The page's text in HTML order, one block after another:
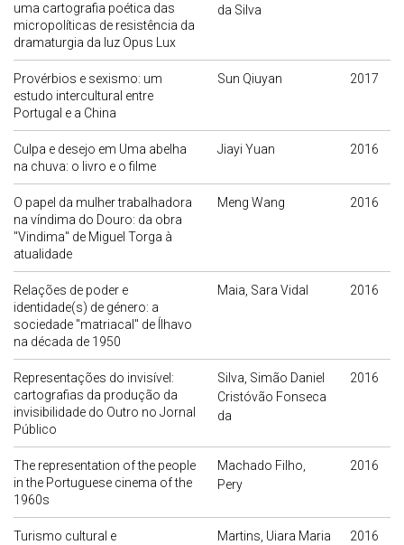
uma cartografia poética das
micropolíticas de resistência da
dramaturgia da luz Opus Lux
da Silva
Provérbios e sexismo: um
estudo intercultural entre
Portugal e a China
Sun Qiuyan 2017
Culpa e desejo em Uma abelha
na chuva: o livro e o filme
Jiayi Yuan 2016
O papel da mulher trabalhadora
na víndima do Douro: da obra
"Vindima" de Miguel Torga à
atualidade
Meng Wang 2016
Relações de poder e
identidade(s) de género: a
sociedade "matriacal" de Ílhavo
na década de 1950
Maia, Sara Vidal 2016
Representações do invisível:
cartografias da produção da
invisibilidade do Outro no Jornal
Público
Silva, Simão Daniel
Cristóvão Fonseca
da
2016
The representation of the people
in the Portuguese cinema of the
1960s
Machado Filho,
Pery
2016
Turismo cultural e
Martins, Uiara Maria
2016